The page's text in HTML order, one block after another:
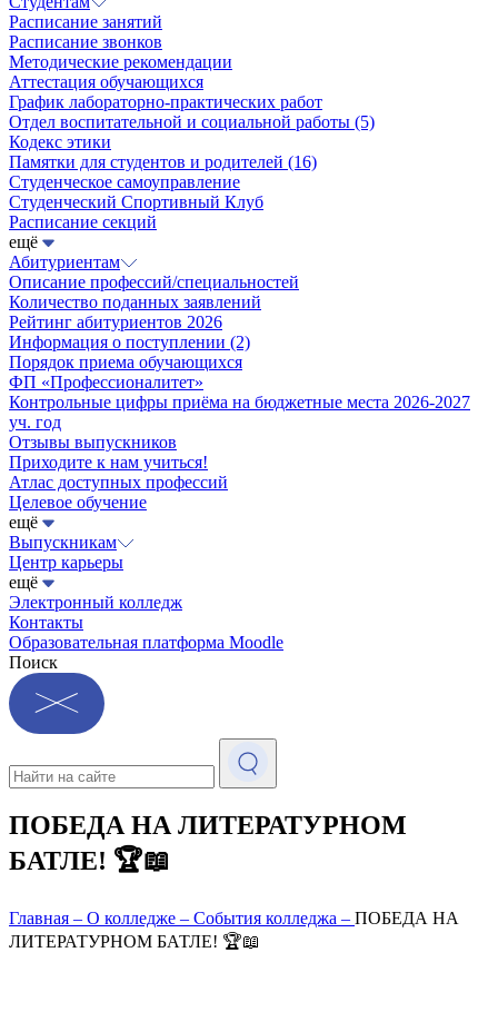
Расписание занятий
Расписание звонков
Методические рекомендации
Аттестация обучающихся
График лабораторно-практических работ
Отдел воспитательной и социальной работы (5)
Кодекс этики
Памятки для студентов и родителей (16)
Студенческое самоуправление
Студенческий Спортивный Клуб
Расписание секций
ещё
Абитуриентам
Описание профессий/специальностей
Количество поданных заявлений
Рейтинг абитуриентов 2026
Информация о поступлении (2)
Порядок приема обучающихся
ФП «Профессионалитет»
Контрольные цифры приёма на бюджетные места 2026-2027
уч. год
Отзывы выпускников
Приходите к нам учиться!
Атлас доступных профессий
Целевое обучение
ещё
Выпускникам
Центр карьеры
ещё
Электронный колледж
Контакты
Образовательная платформа Moodle
Поиск
ПОБЕДА НА ЛИТЕРАТУРНОМ
БАТЛЕ! 🏆📖
Главная – О колледже – События колледжа – ПОБЕДА НА
ЛИТЕРАТУРНОМ БАТЛЕ! 🏆📖